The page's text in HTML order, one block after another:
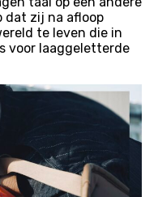
dat zij na afloop
te leven die in
voor laaggeletterde